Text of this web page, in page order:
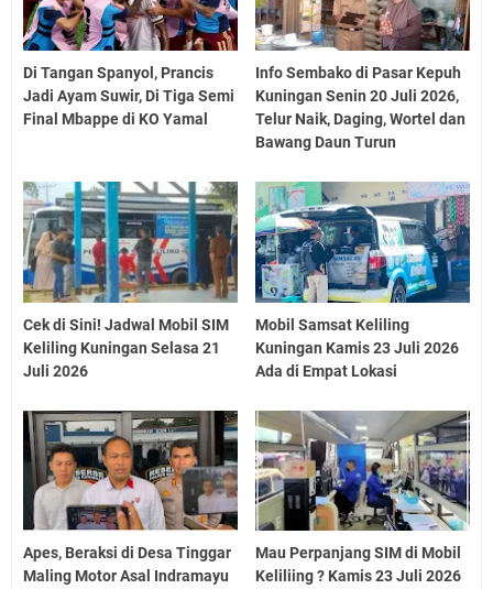
Di Tangan Spanyol, Prancis
Jadi Ayam Suwir, Di Tiga Semi
Final Mbappe di KO Yamal
Info Sembako di Pasar Kepuh
Kuningan Senin 20 Juli 2026,
Telur Naik, Daging, Wortel dan
Bawang Daun Turun
Cek di Sini! Jadwal Mobil SIM
Keliling Kuningan Selasa 21
Juli 2026
Mobil Samsat Keliling
Kuningan Kamis 23 Juli 2026
Ada di Empat Lokasi
Apes, Beraksi di Desa Tinggar
Maling Motor Asal Indramayu
Mau Perpanjang SIM di Mobil
Keliliing ? Kamis 23 Juli 2026